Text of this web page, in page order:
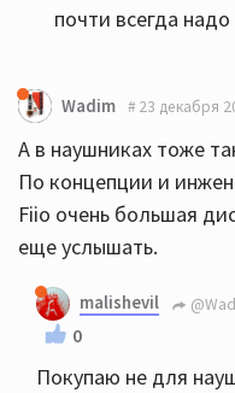
почти всегда
Wadim 23 декабря
А в наушниках тоже
По концепции и
Fiio очень большая
еще услышать.
malishevil
0
Покупаю не для